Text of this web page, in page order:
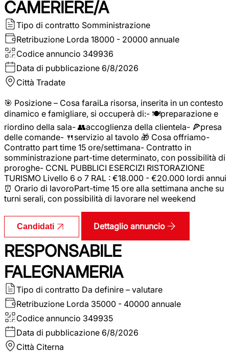
CAMERIERE/A
Tipo di contratto Somministrazione
Retribuzione Lorda 18000 - 20000 annuale
Codice annuncio 349936
Data di pubblicazione 6/8/2026
Città Tradate
🎯 Posizione – Cosa faraiLa risorsa, inserita in un contesto
dinamico e famigliare, si occuperà di:- 🍽️preparazione e
riordino della sala- 👥accoglienza della clientela- 🍕presa
delle comande- 🍴servizio al tavolo 🎁 Cosa offriamo-
Contratto part time 15 ore/settimana- Contratto in
somministrazione part-time determinato, con possibilità di
proroghe- CCNL PUBBLICI ESERCIZI RISTORAZIONE
TURISMO Livello 6 o 7 RAL : €18.000 - €20.000 lordi annui
⏰ Orario di lavoroPart-time 15 ore alla settimana anche su
turni serali, con possibilità di lavorare nel weekend
Candidati Dettaglio annuncio
RESPONSABILE
FALEGNAMERIA
Tipo di contratto Da definire – valutare
Retribuzione Lorda 35000 - 40000 annuale
Codice annuncio 349935
Data di pubblicazione 6/8/2026
Città Citerna